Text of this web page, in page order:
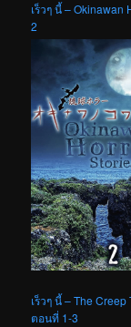
เร็วๆ นี้ – Okinawan
2
เร็วๆ นี้ – The
ตอนที่ 1-3